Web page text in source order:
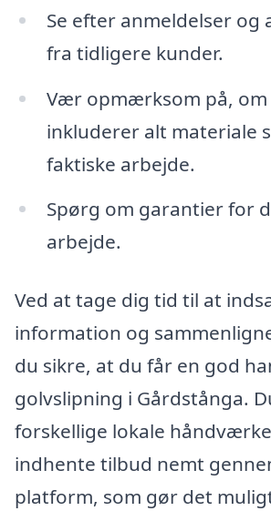
Se efter anmeldelser og
fra tidligere kunder.
Vær opmærksom på, om
inkluderer alt materiale
faktiske arbejde.
Spørg om garantier for
arbejde.
Ved at tage dig tid til at
information og
du sikre, at du får en god
golvslipning i Gårdstånga.
forskellige lokale
indhente tilbud nemt
platform, som gør det